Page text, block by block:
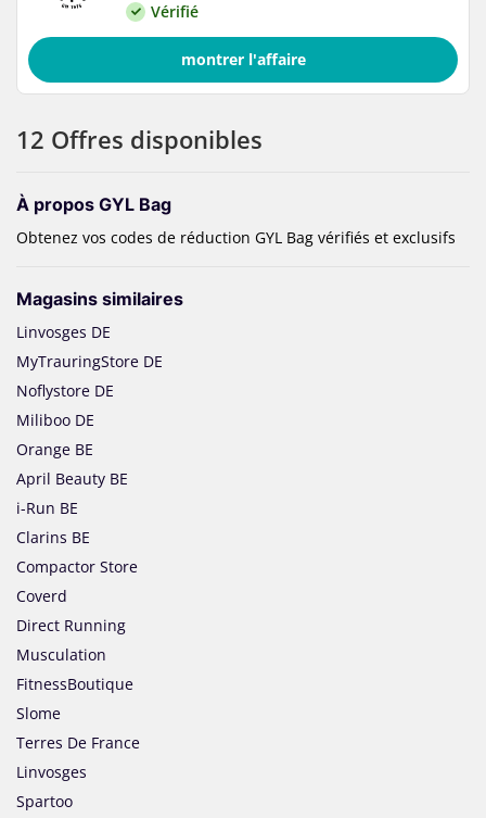
12 Offres disponibles
À propos GYL Bag
Obtenez vos codes de réduction GYL Bag vérifiés et exclusifs
Magasins similaires
Linvosges DE
MyTrauringStore DE
Noflystore DE
Miliboo DE
Orange BE
April Beauty BE
i-Run BE
Clarins BE
Compactor Store
Coverd
Direct Running
Musculation
FitnessBoutique
Slome
Terres De France
Linvosges
Spartoo
Vérifié
montrer l'affaire